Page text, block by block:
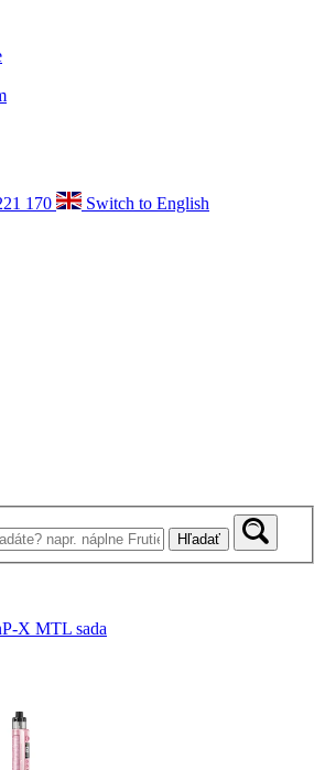
170
Switch to English
Hľadať
X MTL sada